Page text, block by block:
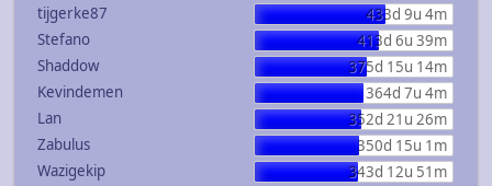
tijgerke87
433d 9u 4m
Stefano
413d 6u 39m
Shaddow
375d 15u 14m
Kevindemen
364d 7u 4m
Lan
352d 21u 26m
Zabulus
350d 15u 1m
Wazigekip
343d 12u 51m